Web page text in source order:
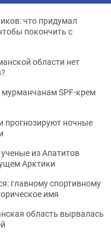
что придумал
покончить с
области нет
мурманчанам SPF-крем
прогнозируют ночные
из Апатитов
Арктики
главному спортивному
имя
область вырвалась